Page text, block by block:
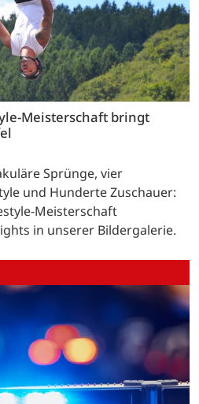
Meisterschaft bringt
Sprünge, vier
und Hunderte Zuschauer:
Meisterschaft
in unserer Bildergalerie.